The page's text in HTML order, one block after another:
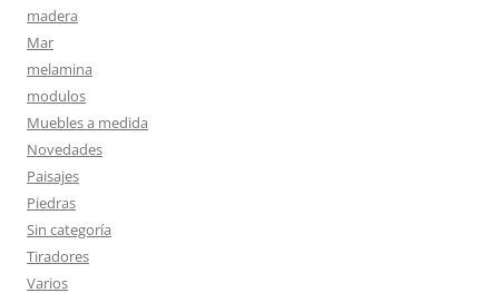
madera
Mar
melamina
modulos
Muebles a medida
Novedades
Paisajes
Piedras
Sin categoría
Tiradores
Varios